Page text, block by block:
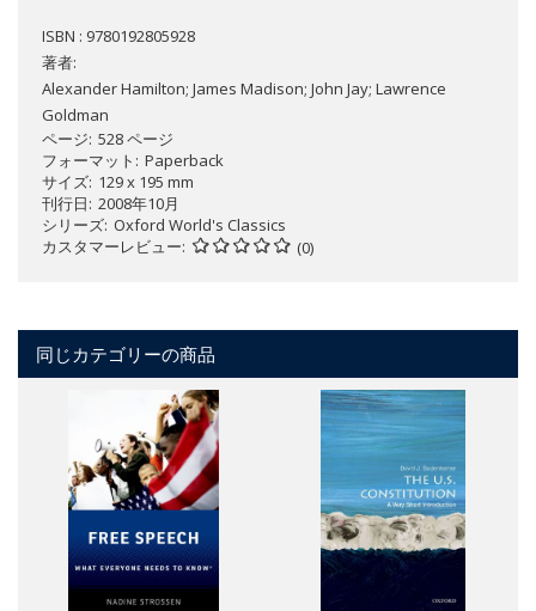
ISBN : 9780192805928
著者:
Alexander Hamilton; James Madison; John Jay; Lawrence
Goldman
ページ 528 ページ
フォーマット
Paperback
サイズ 129 x 195 mm
刊行日 2008年10月
シリーズ Oxford World's Classics
カスタマーレビュー
(0)
同じカテゴリーの商品